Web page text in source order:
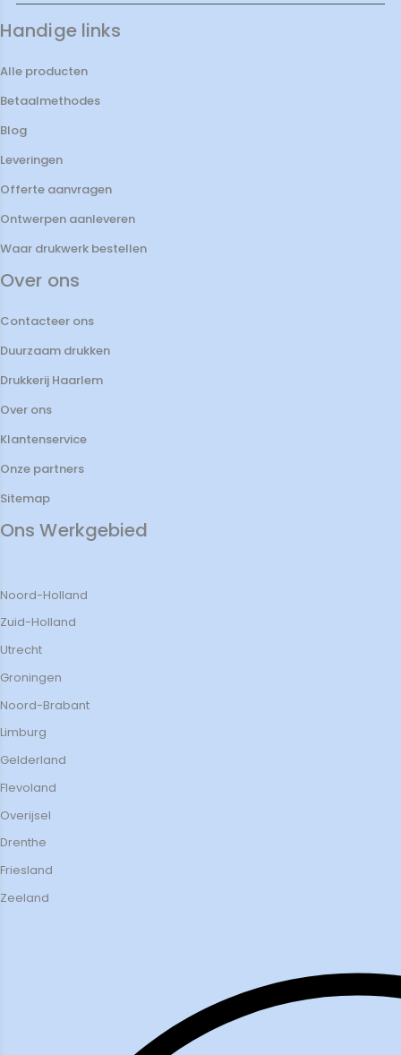
Handige links
Alle producten
Betaalmethodes
Blog
Leveringen
Offerte aanvragen
Ontwerpen aanleveren
Waar drukwerk bestellen
Over ons
Contacteer ons
Duurzaam drukken
Drukkerij Haarlem
Over ons
Klantenservice
Onze partners
Sitemap
Ons Werkgebied
Noord-Holland
Zuid-Holland
Utrecht
Groningen
Noord-Brabant
Limburg
Gelderland
Flevoland
Overijsel
Drenthe
Friesland
Zeeland